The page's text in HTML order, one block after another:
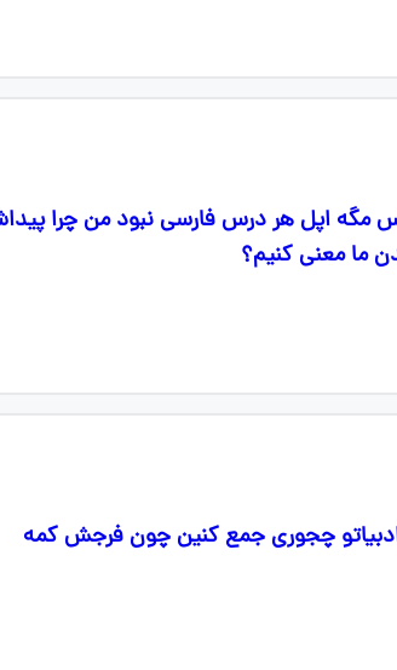
مگه اپل هر درس فارسی نبود من چرا
ما معنی کنیم؟
چجوری جمع کنین چون فرجش کمه